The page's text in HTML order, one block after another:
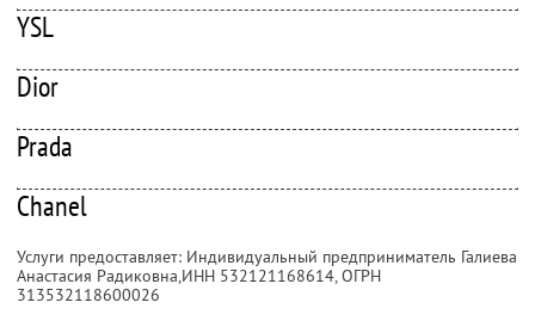
YSL
Dior
Prada
Chanel
Услуги предоставляет: Индивидуальный предприниматель Галиева
Анастасия Радиковна,ИНН 532121168614, ОГРН
313532118600026